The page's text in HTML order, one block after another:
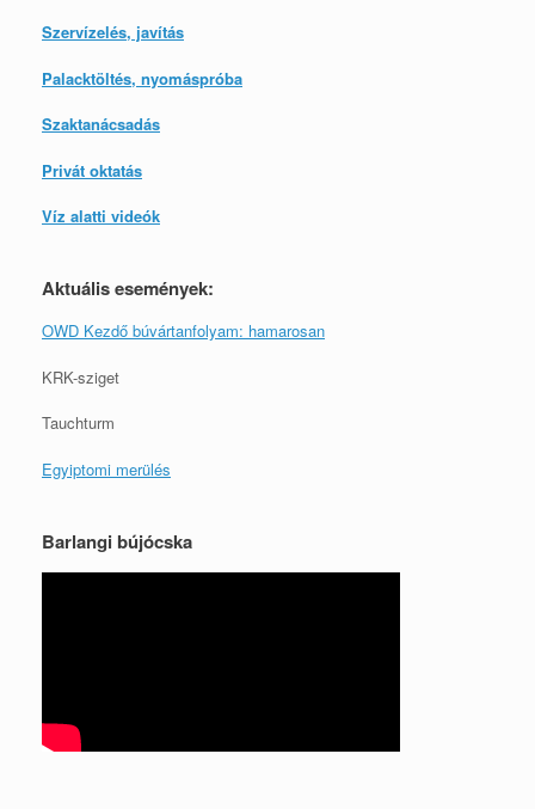
Szervízelés, javítás
Palacktöltés, nyomáspróba
Szaktanácsadás
Privát oktatás
Víz alatti videók
Aktuális események:
OWD Kezdő búvártanfolyam: hamarosan
KRK-sziget
Tauchturm
Egyiptomi merülés
Barlangi bújócska